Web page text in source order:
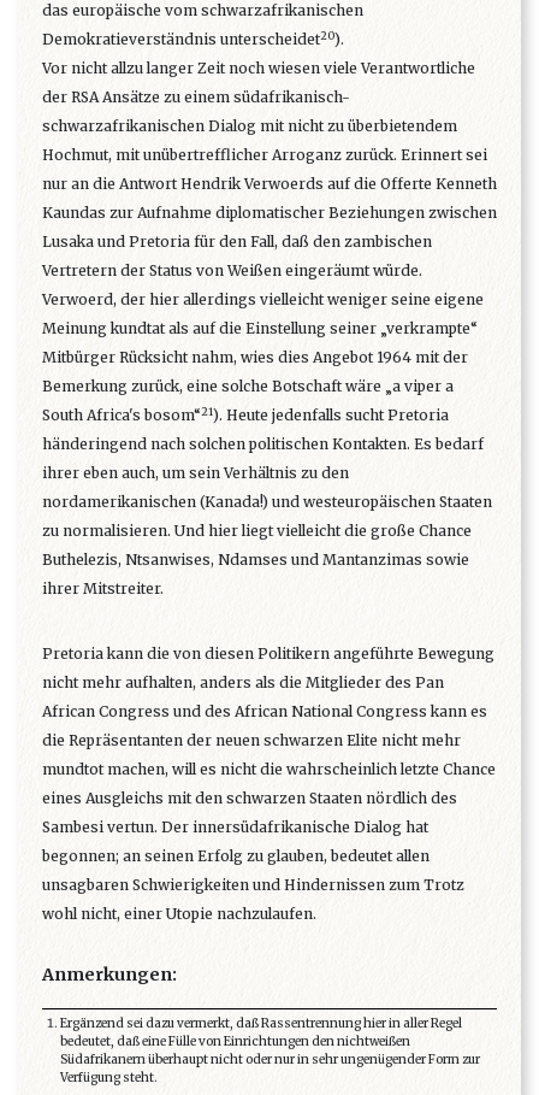
das europäische vom schwarzafrikanischen
Demokratieverständnis unterscheidet20).
Vor nicht allzu langer Zeit noch wiesen viele Verantwortliche
der RSA Ansätze zu einem südafrikanisch-
schwarzafrikanischen Dialog mit nicht zu überbietendem
Hochmut, mit unübertrefflicher Arroganz zurück. Erinnert sei
nur an die Antwort Hendrik Verwoerds auf die Offerte Kenneth
Kaundas zur Aufnahme diplomatischer Beziehungen zwischen
Lusaka und Pretoria für den Fall, daß den zambischen
Vertretern der Status von Weißen eingeräumt würde.
Verwoerd, der hier allerdings vielleicht weniger seine eigene
Meinung kundtat als auf die Einstellung seiner „verkrampte“
Mitbürger Rücksicht nahm, wies dies Angebot 1964 mit der
Bemerkung zurück, eine solche Botschaft wäre „a viper a
South Africa's bosom“21). Heute jedenfalls sucht Pretoria
händeringend nach solchen politischen Kontakten. Es bedarf
ihrer eben auch, um sein Verhältnis zu den
nordamerikanischen (Kanada!) und westeuropäischen Staaten
zu normalisieren. Und hier liegt vielleicht die große Chance
Buthelezis, Ntsanwises, Ndamses und Mantanzimas sowie
ihrer Mitstreiter.
Pretoria kann die von diesen Politikern angeführte Bewegung
nicht mehr aufhalten, anders als die Mitglieder des Pan
African Congress und des African National Congress kann es
die Repräsentanten der neuen schwarzen Elite nicht mehr
mundtot machen, will es nicht die wahrscheinlich letzte Chance
eines Ausgleichs mit den schwarzen Staaten nördlich des
Sambesi vertun. Der innersüdafrikanische Dialog hat
begonnen; an seinen Erfolg zu glauben, bedeutet allen
unsagbaren Schwierigkeiten und Hindernissen zum Trotz
wohl nicht, einer Utopie nachzulaufen.
Anmerkungen:
Ergänzend sei dazu vermerkt, daß Rassentrennung hier in aller Regel
bedeutet, daß eine Fülle von Einrichtungen den nichtweißen
Südafrikanern überhaupt nicht oder nur in sehr ungenügender Form zur
Verfügung steht.